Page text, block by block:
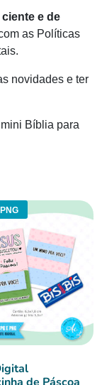
e de
as Políticas
novidades e ter
Bíblia para